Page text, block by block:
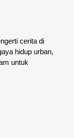
cerita di
hidup urban,
untuk